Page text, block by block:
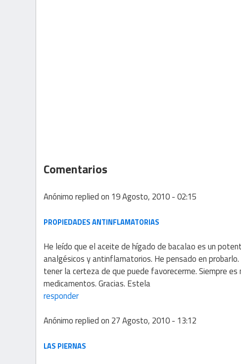
Comentarios
Anónimoreplied on 19 Agosto, 2010 - 02:15
PROPIEDADES ANTINFLAMATORIAS
He leído que el aceite de hígado de bacalao es un
analgésicos y antinflamatorios. He pensado en
tener la certeza de que puede favorecerme. Siempre
medicamentos. Gracias. Estela
responder
Anónimoreplied on 27 Agosto, 2010 - 13:12
LAS PIERNAS